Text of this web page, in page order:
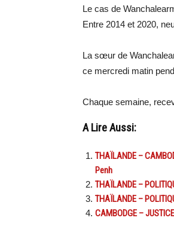
Le cas de
Entre 2014 et 2020,
La sœur de
ce mercredi matin
Chaque semaine,
A Lire Aussi:
THAÏLANDE –
Penh
THAÏLANDE –
THAÏLANDE –
CAMBODGE –